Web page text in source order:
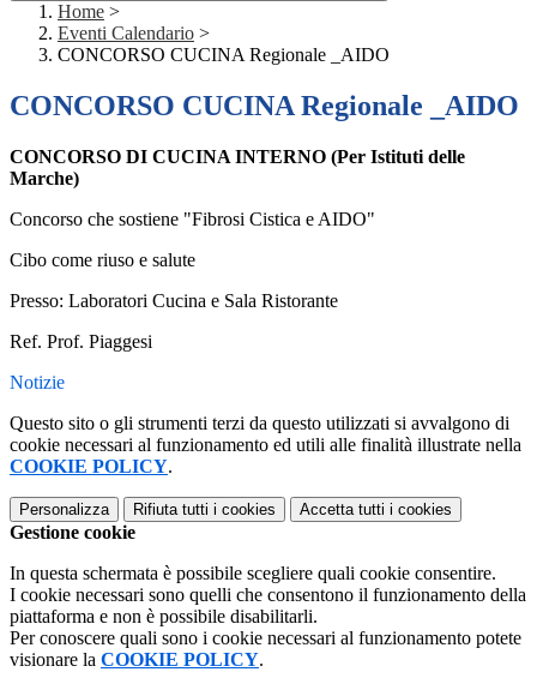
Home >
Eventi Calendario >
CONCORSO CUCINA Regionale _AIDO
CONCORSO CUCINA Regionale _AIDO
CONCORSO DI CUCINA INTERNO (Per Istituti delle
Marche)
Concorso che sostiene "Fibrosi Cistica e AIDO"
Cibo come riuso e salute
Presso: Laboratori Cucina e Sala Ristorante
Ref. Prof. Piaggesi
Notizie
Questo sito o gli strumenti terzi da questo utilizzati si avvalgono di
cookie necessari al funzionamento ed utili alle finalità illustrate nella
COOKIE POLICY.
Personalizza Rifiuta tutti i cookies Accetta tutti i cookies
Gestione cookie
In questa schermata è possibile scegliere quali cookie consentire.
I cookie necessari sono quelli che consentono il funzionamento della
piattaforma e non è possibile disabilitarli.
Per conoscere quali sono i cookie necessari al funzionamento potete
visionare la COOKIE POLICY.